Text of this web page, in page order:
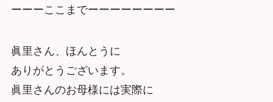
ーーーここまでーーーーーーーー
眞里さん、ほんとうに
ありがとうございます。
眞里さんのお母様には実際に